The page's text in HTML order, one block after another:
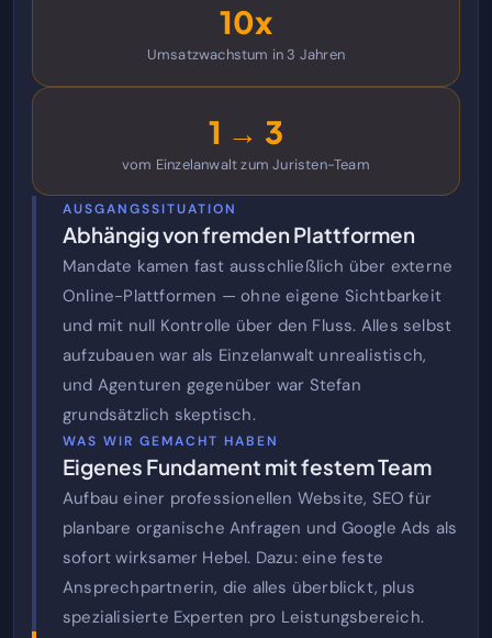
10x
Umsatzwachstum in 3 Jahren
1 → 3
vom Einzelanwalt zum Juristen-Team
AUSGANGSSITUATION
Abhängig von fremden Plattformen
Mandate kamen fast ausschließlich über externe
Online-Plattformen — ohne eigene Sichtbarkeit
und mit null Kontrolle über den Fluss. Alles selbst
aufzubauen war als Einzelanwalt unrealistisch,
und Agenturen gegenüber war Stefan
grundsätzlich skeptisch.
WAS WIR GEMACHT HABEN
Eigenes Fundament mit festem Team
Aufbau einer professionellen Website, SEO für
planbare organische Anfragen und Google Ads als
sofort wirksamer Hebel. Dazu: eine feste
Ansprechpartnerin, die alles überblickt, plus
spezialisierte Experten pro Leistungsbereich.